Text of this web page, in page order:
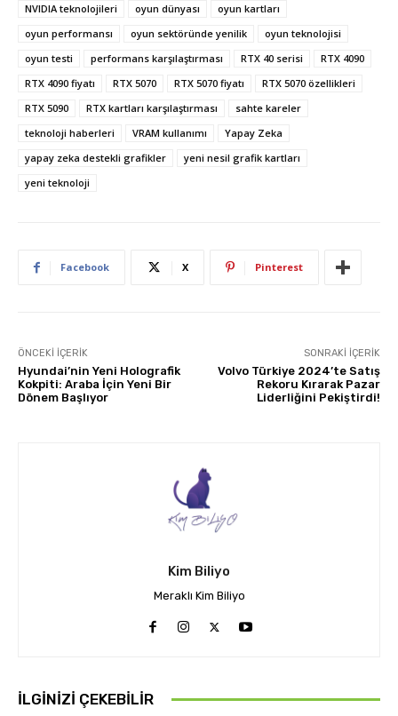
NVIDIA teknolojileri
oyun dünyası
oyun kartları
oyun performansı
oyun sektöründe yenilik
oyun teknolojisi
oyun testi
performans karşılaştırması RTX 40 serisi
RTX 4090
RTX 4090 fiyatı
RTX 5070 RTX 5070 fiyatı
RTX 5070 özellikleri
RTX 5090
RTX kartları karşılaştırması
sahte kareler
teknoloji haberleri
VRAM kullanımı
Yapay Zeka
yapay zeka destekli grafikler
yeni nesil grafik kartları
yeni teknoloji
Facebook X Pinterest
ÖNCEKI İÇERIK
Hyundai’nin Yeni Holografik
Kokpiti: Araba İçin Yeni Bir
Dönem Başlıyor
SONRAKI İÇERIK
Volvo Türkiye 2024’te Satış
Rekoru Kırarak Pazar
Liderliğini Pekiştirdi!
Kim Biliyo
Meraklı Kim Biliyo
İLGINIZI ÇEKEBILIR